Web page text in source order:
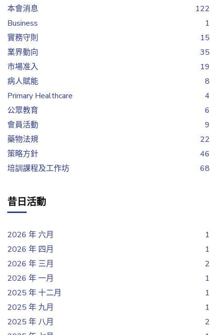
本會消息
122
Business
1
實務守則
15
業界動向
35
市場准入
19
病人賦能
8
Primary Healthcare
4
公眾教育
6
會員活動
9
藥物法規
22
策略方針
46
培訓課程及工作坊
68
昔日活動
2026 年 六月
1
2026 年 四月
1
2026 年 三月
2
2026 年 一月
1
2025 年 十二月
1
2025 年 九月
1
2025 年 八月
2